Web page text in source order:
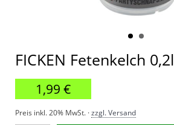
FICKEN Fetenkelch 0,2l
1,99 €
Preis inkl. 20% MwSt. ·zzgl. Versand